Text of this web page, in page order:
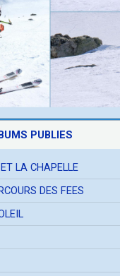
PUBLIES
LA CHAPELLE
DES FEES